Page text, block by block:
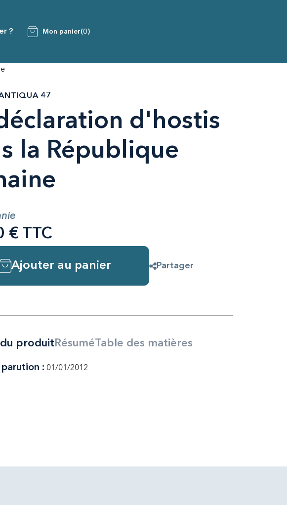
? Mon panier(0)
47
d'hostis
la République
€ TTC
Ajouter au panier Partager
produit RésuméTable des matières
: 01/01/2012